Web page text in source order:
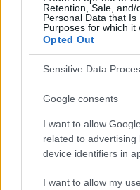
Retention, Sale,
Personal Data that
Purposes for which it
Opted Out
Sensitive Data
Google consents
I want to allow
related to
device identifiers in
I want to allow my
Die Inhalte und Materialien
Bildungs- und
Redaktion der Website
Anwendung verantwortlich.
der Website verwenden,
zu konsultieren.
Werbung: